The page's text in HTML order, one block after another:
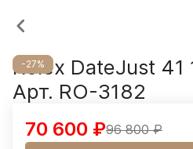
-27%
Rolex DateJust
Арт. RO-3182
96 800₽
70 600 ₽